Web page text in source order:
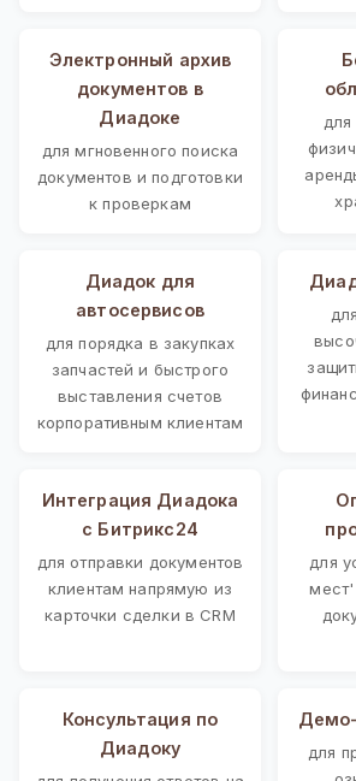
Электронный архив
документов в
Диадоке
для мгновенного поиска
документов и подготовки
к проверкам
Диадок для
автосервисов
для порядка в закупках
запчастей и быстрого
выставления счетов
корпоративным клиентам
Интеграция Диадока
с Битрикс24
для отправки документов
клиентам напрямую из
карточки сделки в CRM
для
мест'
Консультация по
Диадоку
для